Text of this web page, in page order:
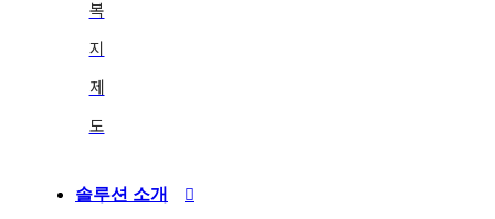
복
지
제
도
솔루션 소개